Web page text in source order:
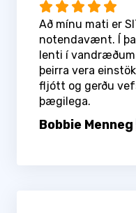
Að mínu mati er
notendavænt. Í
lenti í
þeirra vera
fljótt og gerðu
þægilega.
Bobbie Menneg